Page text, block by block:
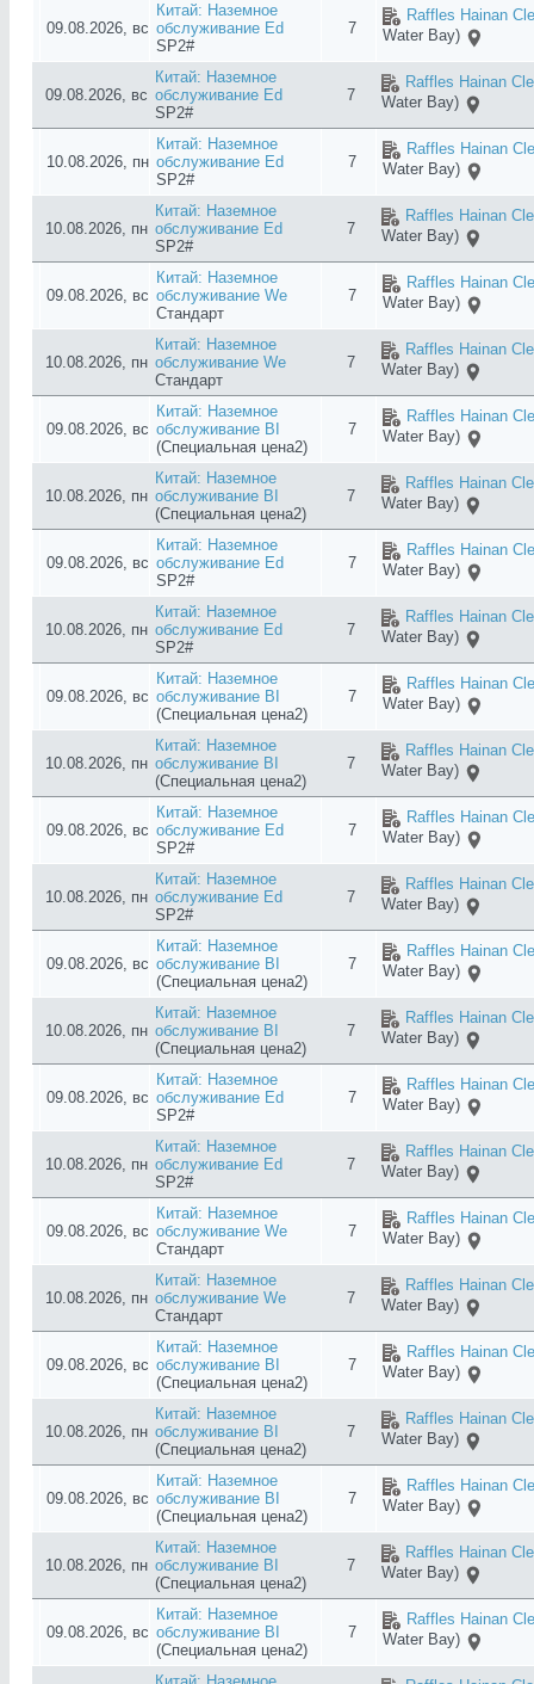
09.08.2026, вс
Китай: Наземное
обслуживание Ed
SP2#
7
Raffles Hainan
Water Bay)
09.08.2026, вс
Китай: Наземное
обслуживание Ed
SP2#
7
Raffles Hainan
Water Bay)
10.08.2026, пн
Китай: Наземное
обслуживание Ed
SP2#
7
Raffles Hainan
Water Bay)
10.08.2026, пн
Китай: Наземное
обслуживание Ed
SP2#
7
Raffles Hainan
Water Bay)
09.08.2026, вс
Китай: Наземное
обслуживание We
Стандарт
7
Raffles Hainan
Water Bay)
10.08.2026, пн
Китай: Наземное
обслуживание We
Стандарт
7
Raffles Hainan
Water Bay)
09.08.2026, вс
Китай: Наземное
обслуживание BI
(Специальная цена2)
7
Raffles Hainan
Water Bay)
10.08.2026, пн
Китай: Наземное
обслуживание BI
(Специальная цена2)
7
Raffles Hainan
Water Bay)
09.08.2026, вс
Китай: Наземное
обслуживание Ed
SP2#
7
Raffles Hainan
Water Bay)
10.08.2026, пн
Китай: Наземное
обслуживание Ed
SP2#
7
Raffles Hainan
Water Bay)
09.08.2026, вс
Китай: Наземное
обслуживание BI
(Специальная цена2)
7
Raffles Hainan
Water Bay)
10.08.2026, пн
Китай: Наземное
обслуживание BI
(Специальная цена2)
7
Raffles Hainan
Water Bay)
09.08.2026, вс
Китай: Наземное
обслуживание Ed
SP2#
7
Raffles Hainan
Water Bay)
10.08.2026, пн
Китай: Наземное
обслуживание Ed
SP2#
7
Raffles Hainan
Water Bay)
09.08.2026, вс
Китай: Наземное
обслуживание BI
(Специальная цена2)
7
Raffles Hainan
Water Bay)
10.08.2026, пн
Китай: Наземное
обслуживание BI
(Специальная цена2)
7
Raffles Hainan
Water Bay)
09.08.2026, вс
Китай: Наземное
обслуживание Ed
SP2#
7
Raffles Hainan
Water Bay)
10.08.2026, пн
Китай: Наземное
обслуживание Ed
SP2#
7
Raffles Hainan
Water Bay)
09.08.2026, вс
Китай: Наземное
обслуживание We
Стандарт
7
Raffles Hainan
Water Bay)
10.08.2026, пн
Китай: Наземное
обслуживание We
Стандарт
7
Raffles Hainan
Water Bay)
09.08.2026, вс
Китай: Наземное
обслуживание BI
(Специальная цена2)
7
Raffles Hainan
Water Bay)
10.08.2026, пн
Китай: Наземное
обслуживание BI
(Специальная цена2)
7
Raffles Hainan
Water Bay)
09.08.2026, вс
Китай: Наземное
обслуживание BI
(Специальная цена2)
7
Raffles Hainan
Water Bay)
10.08.2026, пн
Китай: Наземное
обслуживание BI
(Специальная цена2)
7
Raffles Hainan
Water Bay)
09.08.2026, вс
Китай: Наземное
обслуживание BI
(Специальная цена2)
7
Raffles Hainan
Water Bay)